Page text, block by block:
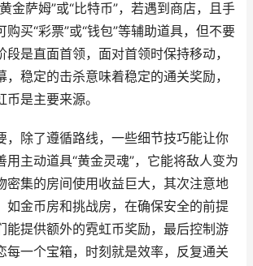
金萨姆”或“比特币”，若遇到商店，且手
购买“彩票”或“钱包”等辅助道具，但不要
段是直面首领，面对首领时保持移动，
，稳定的击杀意味着稳定的通关奖励，
是主要来源。
，除了遵循路线，一些细节技巧能让你
用主动道具“黄金灵魂”，它能将敌人变为
密集的房间使用收益巨大，其次注意地
如金币房和挑战房，在确保安全的前提
能提供额外的霓虹币奖励，最后控制游
每一个宝箱，时刻就是效率，反复通关